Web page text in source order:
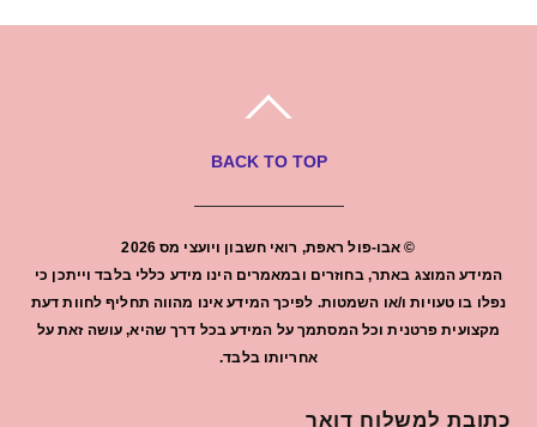
BACK TO TOP
© אבו-פול ראפת, רואי חשבון ויועצי מס2026
המידע המוצג באתר, בחוזרים ובמאמרים הינו מידע כללי בלבד וייתכן כי
נפלו בו טעויות ו/או השמטות. לפיכך המידע אינו מהווה תחליף לחוות דעת
מקצועית פרטנית וכל המסתמך על המידע בכל דרך שהיא, עושה זאת על
אחריותו בלבד.
כתובת למשלוח דואר